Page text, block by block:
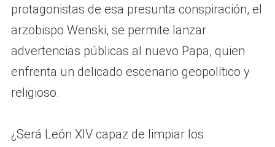
protagonistas de esa presunta conspiración, el
arzobispo Wenski, se permite lanzar
advertencias públicas al nuevo Papa, quien
enfrenta un delicado escenario geopolítico y
religioso.
¿Será León XIV capaz de limpiar los